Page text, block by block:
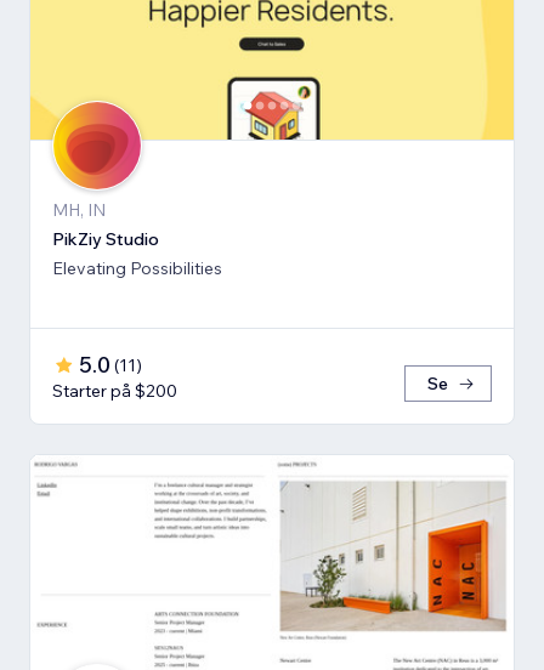
MH, IN
PikZiy Studio
Elevating Possibilities
5.0 (11)
Starter på $200
Se